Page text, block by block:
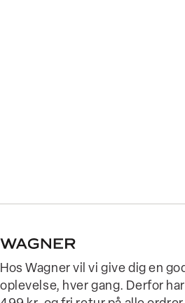
Hos Wagner vil vi give dig en
oplevelse, hver gang. Derfor